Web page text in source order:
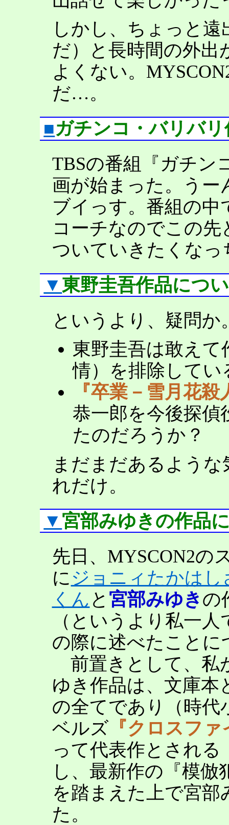
しかし、ちょっと
だ）と長時間の外出
よくない。
だ…。
■ガチンコ・バリバリ
TBSの番組『ガチン
画が始まった。うー
ブイっす。番組の
コーチなのでこの
ついていきたくなっ
▼ 東野圭吾作品につ
というより、疑問か
東野圭吾は敢えて
情）を排除して
『卒業－雪月花
恭一郎を今後探
たのだろうか？
まだまだあるよう
れだけ。
▼ 宮部みゆきの作品
先日、MYSCON2の
に ジョニィたかはし
くん と 宮部みゆき の
（というより私一
の際に述べたこと
前置きとして、私
ゆき作品は、文庫本
の全てであり（時代
ベルズ『クロスファ
って代表作とされる
し、最新作の『模
を踏まえた上で宮
た。